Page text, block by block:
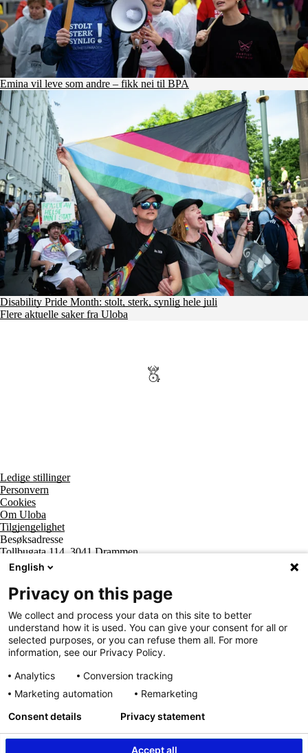
Emina vil leve som andre – fikk nei til BPA
Disability Pride Month: stolt, sterk, synlig hele juli
Flere aktuelle saker fra Uloba
Ledige stillinger
Personvern
Cookies
Om Uloba
Tilgjengelighet
Besøksadresse
Tollbugata 114, 3041 Drammen
Postadresse
Postboks 2474 Strømsø, 3003 Drammen
Supportsenter tlf
800 20 202
Sentralbord tlf
32 20 59 10
Organisasjonsnummer
963 890 095
English
Privacy on this page
We collect and process your data on this site to better
understand how it is used. You can give your consent for all or
selected purposes, or you can refuse them all. For more
information, see our Privacy Policy.
Analytics
Conversion tracking
Marketing automation
Remarketing
Accept all
Consent details Privacy statement